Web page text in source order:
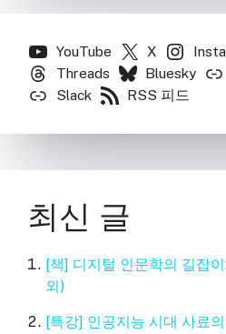
YouTube X
Threads
Bluesky
Slack
RSS 피드
최신 글
[책] 디지털 인문학의 길잡
외)
[특강] 인공지능 시대 사료